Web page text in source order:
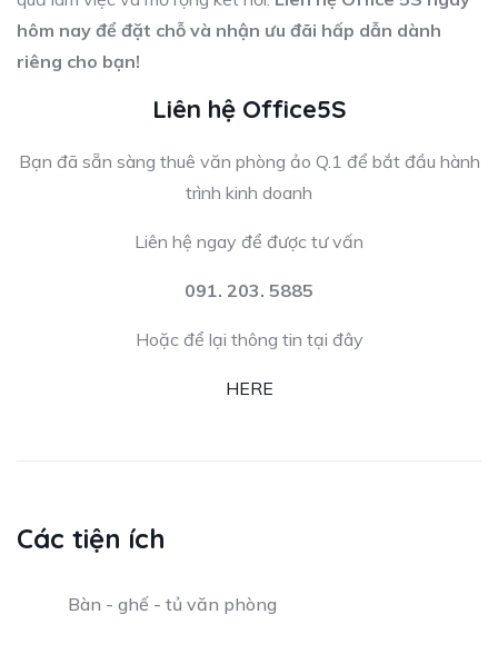
hôm nay để đặt chỗ và nhận ưu đãi hấp dẫn dành
riêng cho bạn!
Liên hệ Office5S
Bạn đã sẵn sàng thuê văn phòng ảo Q.1 để bắt đầu hành
trình kinh doanh
Liên hệ ngay để được tư vấn
091. 203. 5885
Hoặc để lại thông tin tại đây
HERE
Các tiện ích
Bàn - ghế - tủ văn phòng